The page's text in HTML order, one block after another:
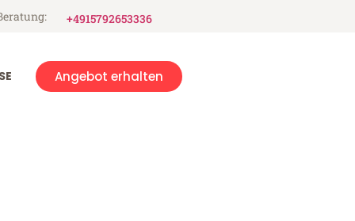
+4915792653336
Angebot erhalten